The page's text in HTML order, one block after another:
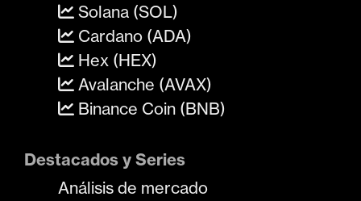
Solana (SOL)
Cardano (ADA)
Hex (HEX)
Avalanche (AVAX)
Binance Coin (BNB)
Destacados y Series
Análisis de mercado